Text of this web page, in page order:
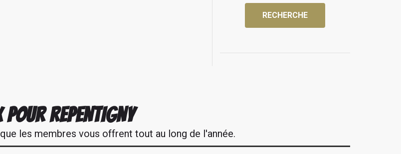
RECHERCHE
REPENTIGNY
les membres vous offrent tout au long de l'année.